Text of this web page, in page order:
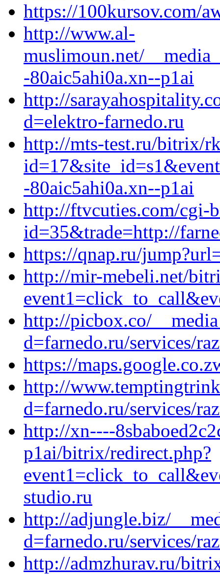
https://100kursov.com/
http://www.al-
muslimoun.net/
-80aic5ahi0a.xn--p1ai
http://
d=elektro-farnedo.ru
http://mts-test.ru/bitrix/
-80aic5ahi0a.xn--p1ai
http://ftvcuties.com/cgi-
id=35&trade=http://
https://qnap.ru/
http://mir-mebeli.net/
http://picbox.co/
d=farnedo.ru/services/
https://
http://
d=farnedo.ru/services/
http://xn----
p1ai/bitrix/redirect.php?
studio.ru
http://adjungle.biz/
d=farnedo.ru/services/
http://admzhurav.ru/